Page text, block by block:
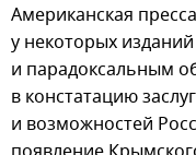
Американская
у некоторых
и парадоксальным
в констатацию
и возможностей